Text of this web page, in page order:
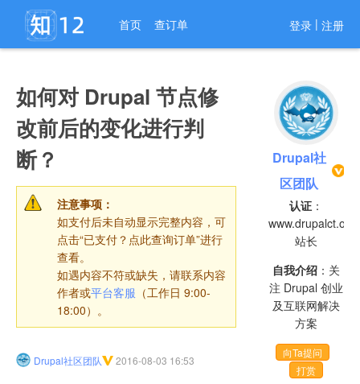
首页
查订单 登录 | 注册
如何对 Drupal 节点修
改前后的变化进行判
断？
注意事项：
如支付后未自动显示完整内容，可
点击“已支付？点此查询订单”进行
查看。
如遇内容不符或缺失，请联系内容
作者或平台客服 （工作日 9:00-
18:00）。
Drupal社区团队 2016-08-03 16:53
Drupal社
区团队
认证：
www.drupalct.org
站长
自我介绍：关
注 Drupal 创业
及互联网解决
方案
向Ta提问
打赏